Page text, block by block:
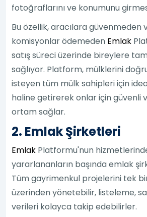
fotoğraflarını ve konumunu
Bu özellik, aracılara güvenmeden
komisyonlar ödemeden Emlak
satış süreci üzerinde bireylere
sağlıyor. Platform, mülklerini
isteyen tüm mülk sahipleri için
haline getirerek onlar için güvenli
ortam sağlar.
2. Emlak Şirketleri
Emlak Platformu'nun
yararlananların başında emlak
Tüm gayrimenkul projelerini tek
üzerinden yönetebilir, listeleme,
verileri kolayca takip edebilirler.